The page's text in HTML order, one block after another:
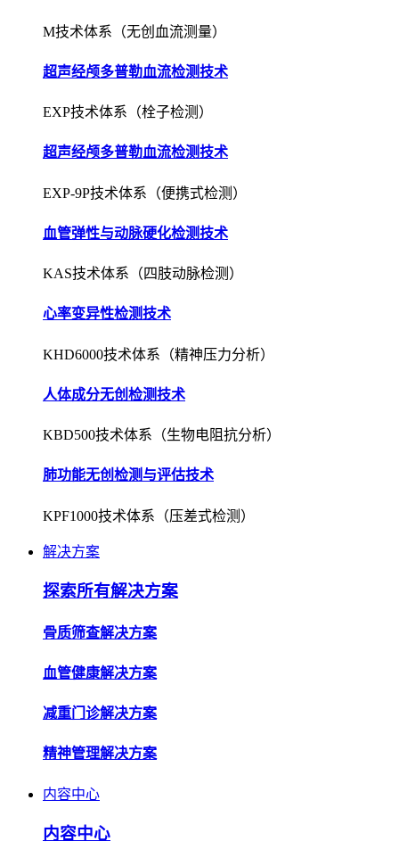
M技术体系（无创血流测量）
超声经颅多普勒血流检测技术
EXP技术体系（栓子检测）
超声经颅多普勒血流检测技术
EXP-9P技术体系（便携式检测）
血管弹性与动脉硬化检测技术
KAS技术体系（四肢动脉检测）
心率变异性检测技术
KHD6000技术体系（精神压力分析）
人体成分无创检测技术
KBD500技术体系（生物电阻抗分析）
肺功能无创检测与评估技术
KPF1000技术体系（压差式检测）
解决方案
探索所有解决方案
骨质筛查解决方案
血管健康解决方案
减重门诊解决方案
精神管理解决方案
内容中心
内容中心